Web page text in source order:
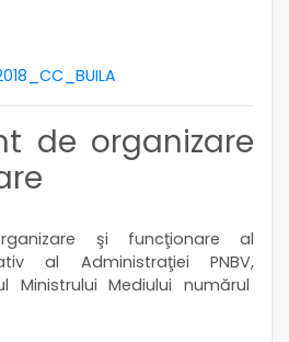
de organizare
şi funcţionare al
al Administraţiei PNBV,
Ministrului Mediului numărul